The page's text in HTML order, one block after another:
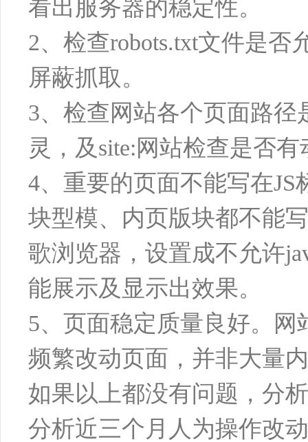
看出服务器的稳定性。
2、检查robots.txt文件是
屏蔽抓取。
3、检查网站各个页面路
灵，及site:网站检查是否
4、重要的页面不能写在
块型模、内页版块都不能
歌浏览器，设置成不允许
能展示及显示出效果。
5、页面稳定质量良好。
频繁改动页面，并非大量
如果以上都没有问题，分
分析近三个月人为操作改